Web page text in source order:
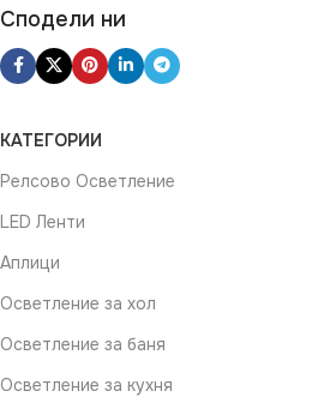
Сподели ни
КАТЕГОРИИ
Релсово Осветление
LED Ленти
Аплици
Осветление за хол
Осветление за баня
Осветление за кухня